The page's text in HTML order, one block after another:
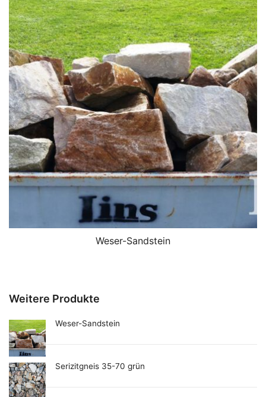
Weser-Sandstein
Weitere Produkte
Weser-Sandstein
Serizitgneis 35-70 grün